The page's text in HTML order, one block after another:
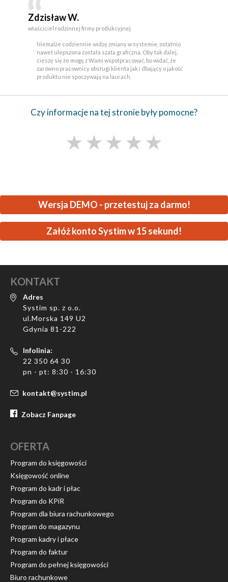
Zdzisław W.
właściciel rodzinnej firmy produkcyjnej
Niemalże codziennie widzę zmiany w systemie, ostatnio
nawet ulepszona została szata graficzna. Oby tak dalej,
cieszę się że mogę z Wami współpracować, bo widać, że
zarówno pracownicy obsługi klienta jak i dbający o jakość
produktu nie spoczywają na laurach.
Czy informacje na tej stronie były pomocne?
★★★★★
Wersja DEMO - przetestuj za darmo!
Załóż konto Systim w 15 sekund!
KONTAKT
Adres
Systim sp. z o.o.
ul.Morska 149 U2
Gdynia 81-222
Infolinia:
22 350 64 30
pn - pt: 8:30 - 16:30
kontakt@systim.pl
Zobacz Fanpage
OFERTA
Program do księgowości
Księgowość online
Program do kadr i płac
Program do KPiR
Program dla biura rachunkowego
Program do magazynu
Program kadry i płace
Program do faktur
Program do pełnej księgowości
Biuro rachunkowe